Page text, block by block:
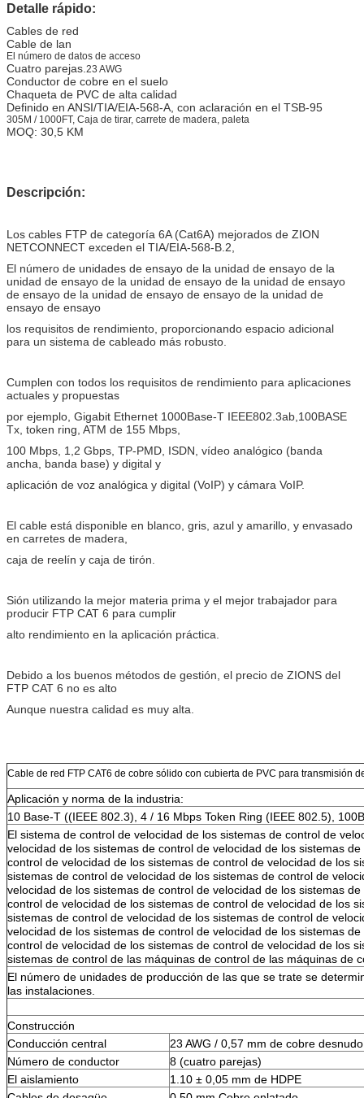
Detalle rápido:
Cables de red
Cable de lan
El número de datos de acceso
Cuatro parejas. 23 AWG
Conductor de cobre en el suelo
Chaqueta de PVC de alta calidad
Definido en ANSI/TIA/EIA-568-A, con aclaración en el TSB-95
305M / 1000FT, Caja de tirar, carrete de madera, paleta
MOQ: 30,5 KM
Descripción:
Los cables FTP de categoría 6A (Cat6A) mejorados de ZION
NETCONNECT exceden el TIA/EIA-568-B.2,
El número de unidades de ensayo de la unidad de ensayo de la
unidad de ensayo de la unidad de ensayo de la unidad de ensayo
de ensayo de la unidad de ensayo de ensayo de la unidad de
ensayo de ensayo
los requisitos de rendimiento, proporcionando espacio adicional
para un sistema de cableado más robusto.
Cumplen con todos los requisitos de rendimiento para aplicaciones
actuales y propuestas
por ejemplo, Gigabit Ethernet 1000Base-T IEEE802.3ab,100BASE
Tx, token ring, ATM de 155 Mbps,
100 Mbps, 1,2 Gbps, TP-PMD, ISDN, vídeo analógico (banda
ancha, banda base) y digital y
aplicación de voz analógica y digital (VoIP) y cámara VoIP.
El cable está disponible en blanco, gris, azul y amarillo, y envasado
en carretes de madera,
caja de reelín y caja de tirón.
Sión utilizando la mejor materia prima y el mejor trabajador para
producir FTP CAT 6 para cumplir
alto rendimiento en la aplicación práctica.
Debido a los buenos métodos de gestión, el precio de ZIONS del
FTP CAT 6 no es alto
Aunque nuestra calidad es muy alta.
Cable de red FTP CAT6 de cobre sólido con cubierta de PVC para transmisión
Aplicación y norma de la industria:
10 Base-T ((IEEE 802.3), 4 / 16 Mbps Token Ring (IEEE 802.5),
El sistema de control de velocidad de los sistemas de control de
velocidad de los sistemas de control de velocidad de los sistemas
control de velocidad de los sistemas de control de velocidad de los
sistemas de control de velocidad de los sistemas de control de
velocidad de los sistemas de control de velocidad de los sistemas
control de velocidad de los sistemas de control de velocidad de los
sistemas de control de velocidad de los sistemas de control de
velocidad de los sistemas de control de velocidad de los sistemas
control de velocidad de los sistemas de control de velocidad de los
sistemas de control de las máquinas de control de las máquinas de
El número de unidades de producción de las que se trate se
las instalaciones.
Construcción
Conducción central
23 AWG / 0,57 mm de cobre
Número de conductor
8 (cuatro parejas)
El aislamiento
1.10 ± 0,05 mm de HDPE